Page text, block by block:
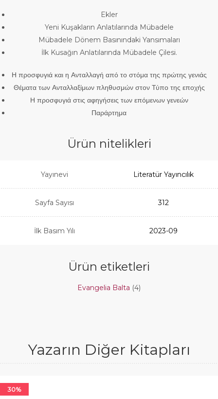
Ekler
Yeni Kuşakların Anlatılarında Mübadele
Mübadele Dönem Basınındaki Yansımaları
İlk Kusağın Anlatılarında Mübadele Çilesi.
Η προσφυγιά και η Ανταλλαγή από το στόμα της πρώτης γενιάς
Θέματα των Ανταλλαξίμων πληθυσμών στον Τύπο της εποχής
Η προσφυγιά στις αφηγήσεις των επόμενων γενεών
Παράρτημα
Ürün nitelikleri
Yayınevi Literatür Yayıncılık
Sayfa Sayısı 312
İlk Basım Yılı 2023-09
Ürün etiketleri
Evangelia Balta (4)
Yazarın Diğer Kitapları
30%